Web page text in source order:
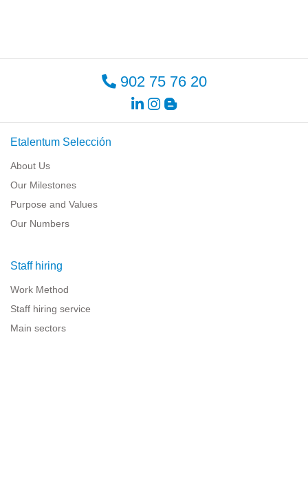
902 75 76 20
Etalentum Selección
About Us
Our Milestones
Purpose and Values
Our Numbers
Staff hiring
Work Method
Staff hiring service
Main sectors